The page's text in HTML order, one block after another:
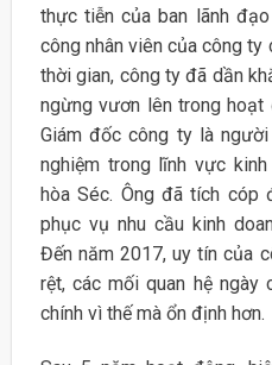
thực tiễn của ban lãnh
công nhân viên của công ty
thời gian, công ty đã dần
ngừng vươn lên trong hoạt
Giám đốc công ty là
nghiệm trong lĩnh vực
hòa Séc. Ông đã tích
phục vụ nhu cầu kinh
Đến năm 2017, uy tín của
rệt, các mối quan hệ ngày
chính vì thế mà ổn định hơn.